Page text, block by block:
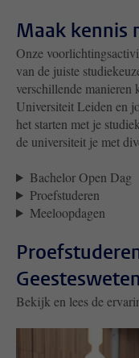
Maak kennis
Onze
van de juiste
verschillende manieren
Universiteit Leiden en
het starten met je
de universiteit je met
Bachelor Open Dag
Proefstuderen
Meeloopdagen
Bekijk en lees de